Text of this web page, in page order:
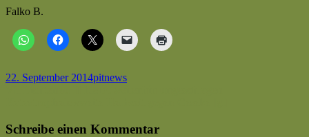
Falko B.
Veröffentlicht
22. September 2014Autor
pitKategorien
news
Schreibe einen Kommentar